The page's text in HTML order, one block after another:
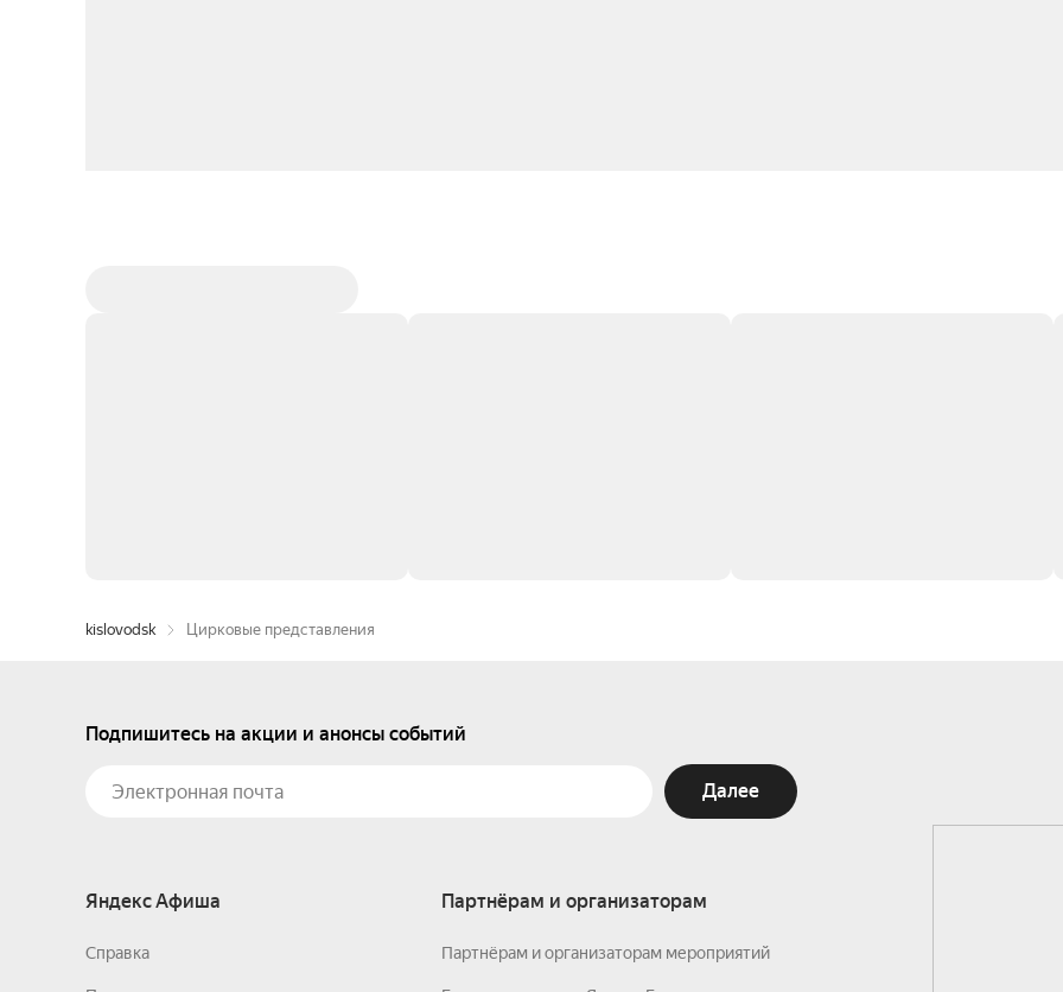
kislovodsk Цирковые представления
Подпишитесь на акции и анонсы событий
Далее
Яндекс Афиша
Справка
Партнёрам и организаторам
Партнёрам и организаторам мероприятий